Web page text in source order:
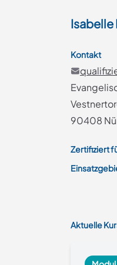
Isabelle
Kontakt
90408
Zertifiziert
Aktuelle